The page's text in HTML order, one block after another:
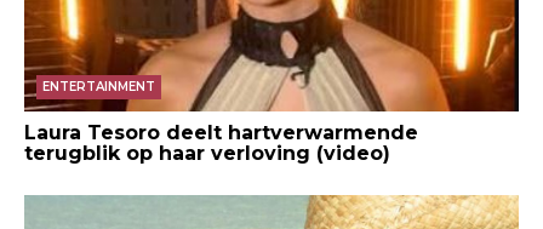
ENTERTAINMENT
Laura Tesoro deelt hartverwarmende
terugblik op haar verloving (video)